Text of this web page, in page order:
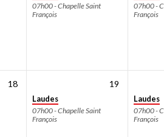
07h00 - Chapelle Saint
François
07h00 -
François
18 19
Laudes
07h00 - Chapelle Saint
François
Laudes
07h00 -
François